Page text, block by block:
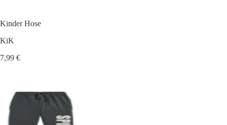
Kinder Hose
KiK
7,99 €